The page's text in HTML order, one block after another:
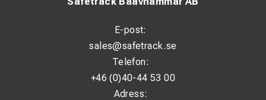
E-post:
sales@safetrack.se
Telefon:
+46 (0)40-44 53 00
Adress: